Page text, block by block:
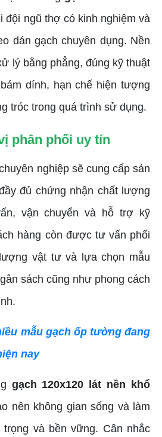
đội ngũ thợ có kinh nghiệm và
dán gạch chuyên dụng. Nền
lý bằng phẳng, đúng kỹ thuật
dính, hạn chế hiện tượng
tróc trong quá trình sử dụng.
phân phối uy tín
nghiệp sẽ cung cấp sản
đủ chứng nhận chất lượng
vận chuyển và hỗ trợ kỹ
hàng còn được tư vấn phối
vật tư và lựa chọn mẫu
sách cũng như phong cách
mẫu gạch ốp tường đang
nay
gạch 120x120 lát nền khổ
nên không gian sống và làm
trọng và bền vững. Cân nhắc